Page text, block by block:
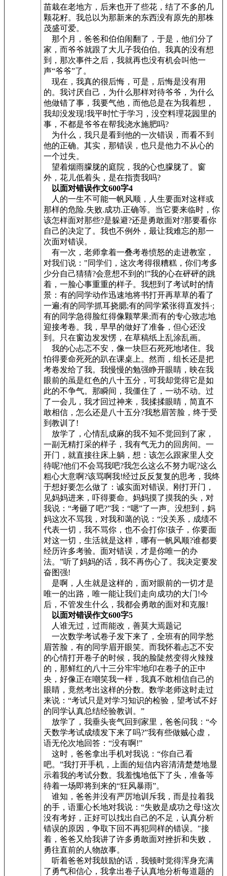
苗栽在老地方，后来也开了些花，结了不多的几
颗花籽。我总以为那新来的东西没有原先的那株
茂盛可爱。
那个月，爸爸和伯伯闹翻了，于是，他们分了
家，而爷爷就跟了大儿子我伯伯。我真的没有想
到，那次事件之后，我就再也没有机会叫他一
声“爷爷”了。
现在，我真的很后悔，可是，后悔是没有用
的。我讨厌自己，为什么那样对待爷爷，为什么
他做错了事，我要气他，而他总是在为我着想，
我却没发现!我平时忙于学习，没空料理花园里的
事，不都是爷爷在帮我浇水施肥吗?
为什么，我只是看到他的一次错误，而看不到
他的正确。其实，那错误，也只是他力不从心的
一个过失。
望着烟雨朦胧的庭院，我的心也朦胧了。窗
外，花儿低着头，是在指责我吗?
以面对错误作文600字4
人的一生不可能一帆风顺，人生要面对这样或
那样的危险.失败.成功.正确等。当它要来临时，你
该怎样面对那些?是躲避?还是勇敢面对?那要看你
自己的决定了。我也不例外，最让我难忘的那一
次面对错误。
有一次，老师拿着一叠考卷愤怒的走进教室，
对我们说："同学们，这次考得很糟糕，你们考多
少分自己猜猜?会意想不到的!”我的心在砰砰的跳
着，一脸心事重重的样子。我想到了考试时的情
景：有的同学动作迅速地将书打开再草草的看了
一遍;有的同学抓耳挠腮;有的同学紧张得直发抖·;
有的同学急得脸红得像颗苹果;而有的专心致志地
迎接考卷。我，早早的做好了准备，但心还没
到。只在窗边发发愣，在草稿纸上乱涂乱画。
我的心忐忑不安，像一块巨石死死地堵住。我
怕得要命死死的趴在课桌上。然而，组长还是把
考卷发给了我。我慢慢的勉强睁开眼睛，映在我
眼前的虽是红色的八十五分，可我却觉得它是如
此的不争气。那瞬间，我僵住了，一动不动。过
了一会儿，我才回过神来，我揉揉眼睛，简直不
敢相信，怎么还是八十五分?我愁眉苦脸，终于受
到教训了!
放学了，心情乱成麻的我不知不觉回到了家，
一副无精打采的样子，我有气无力的回房间。一
开门，就直接往床上躺，想：该怎么跟家里人交
待呢?他们不会骂我吧?我怎么这么不努力呢?这么
粗心大意啊?该骂啊我!经过反反复复的思考，我终
于想好要怎么做了：诚实面对错误。刚打开门，
见妈妈进来，吓得要命。妈妈摸了摸我的头，对
我说：“考砸了吧?”我：“嗯”了一声。没想到，妈
妈这次不骂我，对我和蔼的说：“没关系，成绩不
代表一切，我不骂你，也不会打你!孩子，你要面
对这一切，生活就是这样，哪有一帆风顺?谁都要
经历许多考验。面对错误，才是你唯一的办
法。”听了妈妈的话，我不再伤心了。我决定要发
奋图强!
是啊，人生就是这样的，面对眼前的一切才是
唯一的出路，唯一能让我们走向成功的大门!今
后，不管发生什么，我都会勇敢的面对和克服!
以面对错误作文600字5
人谁无过，过而能改，善莫大焉题记
一次数学考试卷子发下来了，全班有的同学愁
眉苦脸，有的同学眉开眼笑。而我怀着忐忑不安
的心情打开卷子的时候，我的脸陡然变得火辣辣
的，那鲜红的八十三分牢牢地印在卷子的正中
央，好像正在嘲笑我一样，我真不敢相信自己的
眼睛，竟然考出这样的分数。数学老师这时走过
来说：“考试只是对学习知识的检验，望考试不好
的同学认真总结经验教训。”
放学了，我垂头丧气回到家里，爸爸问我：“今
天数学考试成绩发下来了吗?”我有些做贼心虚，
语无伦次地回答：“没有啊!”
这时，爸爸拿出手机对我说：“你自己看
吧。”我打开手机，上面的短信内容清清楚楚地显
示着我的考试分数。我羞愧地低下了头，准备等
待着一场即将到来的“狂风暴雨”。
谁知，爸爸并没有严厉地训斥我，而是拉着我
的手，语重心长地对我说：“失败是成功之母!这次
没有考好，正好可以找出自己的不足，认真分析
错误的原因，争取下回不再犯同样的错误。"接
着，爸爸又给我讲了许多勇敢面对挫折和失败，
勇往直前的人物故事。
听着爸爸对我鼓励的话，我顿时觉得浑身充满
了勇气和信心，我拿出卷子认真地分析每道题的